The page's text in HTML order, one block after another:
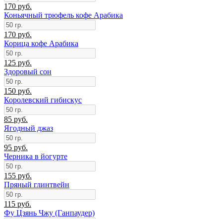
170 руб.
Коньячный трюфель кофе Арабика
170 руб.
Корица кофе Арабика
125 руб.
Здоровый сон
150 руб.
Королевский гибискус
85 руб.
Ягодный джаз
95 руб.
Черника в йогурте
155 руб.
Пряный глинтвейн
115 руб.
Фу Цзянь Чжу (Ганпаудер)